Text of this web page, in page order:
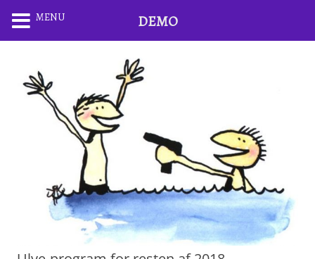
MENU DEMO